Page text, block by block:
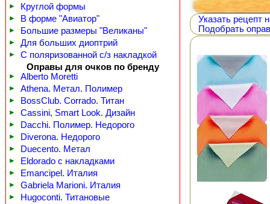
► Круглой формы
► В форме "Авиатор"
► Большие размеры "Великаны"
► Для больших диоптрий
►
С поляризованной с/з накладкой
Оправы для очков по бренду
► Alberto Moretti
► Athena. Метал. Полимер
► BossClub. Corrado. Титан
► Cassini, Smart Look. Дизайн
► Dacchi. Полимер. Недорого
► Diverona. Недорого
► Duecento. Метал
► Eldorado с накладками
► Emancipel. Италия
► Gabriela Marioni. Италия
► Hugoconti. Титановые
Указать рецепт
Подобрать